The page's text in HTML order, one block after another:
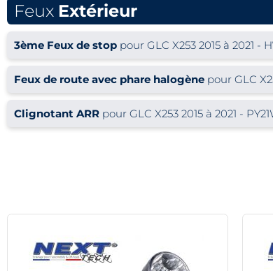
Feux Extérieur
3ème Feux de stop pour GLC X253 2015 à 2021 -
Feux de route avec phare halogène pour GLC
Clignotant ARR pour GLC X253 2015 à 2021 -